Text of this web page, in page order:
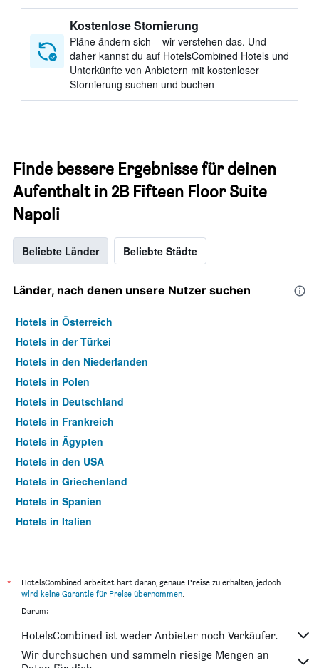
Kostenlose Stornierung
Pläne ändern sich – wir verstehen das. Und
daher kannst du auf HotelsCombined Hotels und
Unterkünfte von Anbietern mit kostenloser
Stornierung suchen und buchen
Finde bessere Ergebnisse für deinen
Aufenthalt in 2B Fifteen Floor Suite
Napoli
Beliebte Länder Beliebte Städte
Länder, nach denen unsere Nutzer suchen
Hotels in Österreich
Hotels in der Türkei
Hotels in den Niederlanden
Hotels in Polen
Hotels in Deutschland
Hotels in Frankreich
Hotels in Ägypten
Hotels in den USA
Hotels in Griechenland
Hotels in Spanien
Hotels in Italien
*
HotelsCombined arbeitet hart daran, genaue Preise zu erhalten, jedoch
wird keine Garantie für Preise übernommen.
Darum:
HotelsCombined ist weder Anbieter noch Verkäufer.
Wir durchsuchen und sammeln riesige Mengen an